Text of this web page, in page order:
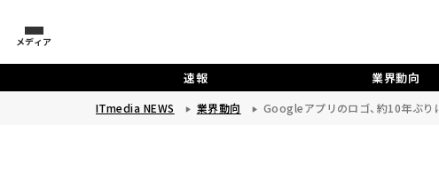
メディア
速報 業界動向
ITmedia NEWS 業界動向 Googleアプリのロゴ、約10年ぶ